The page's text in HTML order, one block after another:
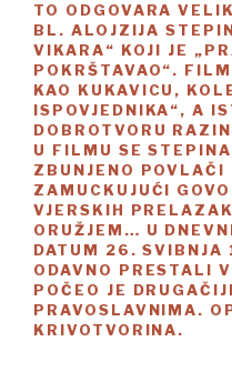
TO ODGOVARA
BL. ALOJZIJA
VIKARA“ KOJI JE
POKRŠTAVAO“.
KAO KUKAVICU,
ISPOVJEDNIKA“, A
DOBROTVORU
U FILMU SE
ZBUNJENO
ZAMUCKUJUĆI
VJERSKIH
ORUŽJEM… U
DATUM 26. SVIBNJA
ODAVNO PRESTALI
POČEO JE
PRAVOSLAVNIMA.
KRIVOTVORINA.